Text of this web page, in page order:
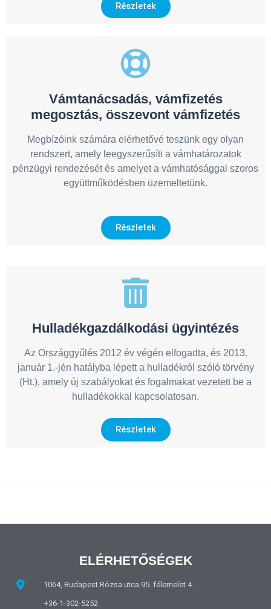
Részletek
Vámtanácsadás, vámfizetés
megosztás, összevont vámfizetés
Megbízóink számára elérhetővé teszünk egy olyan
rendszert, amely leegyszerűsíti a vámhatározatok
pénzügyi rendezését és amelyet a vámhatósággal szoros
együttműködésben üzemeltetünk.
Részletek
Hulladékgazdálkodási ügyintézés
Az Országgyűlés 2012 év végén elfogadta, és 2013.
január 1.-jén hatályba lépett a hulladékról szóló törvény
(Ht.), amely új szabályokat és fogalmakat vezetett be a
hulladékokkal kapcsolatosan.
Részletek
ELÉRHETŐSÉGEK
1064, Budapest Rózsa utca 95. félemelet 4.
+36-1-302-5252